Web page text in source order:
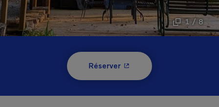
1 / 8
Réserver- Cet hyperlien s'ouvrira